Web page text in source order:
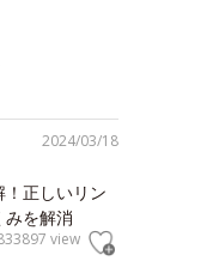
2024/03/18
！正しいリン
みを解消
view